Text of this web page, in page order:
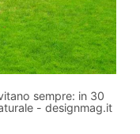
sempre: in 30
- designmag.it